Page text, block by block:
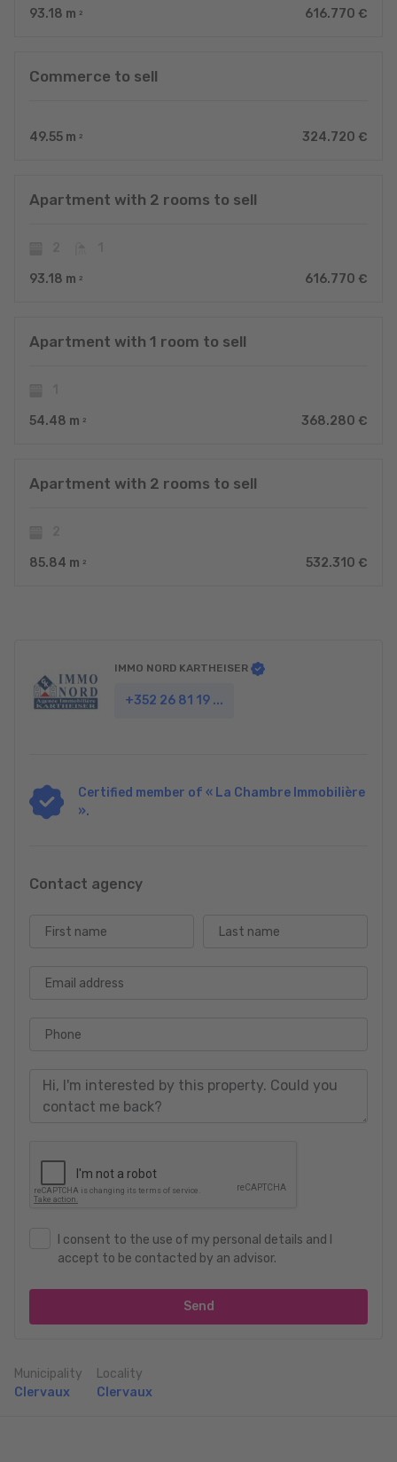
93.18 m 2 616.770 €
Commerce to sell
49.55 m 2 324.720 €
Apartment with 2 rooms to sell
93.18 m 2 616.770 €
Apartment with 1 room to sell
54.48 m 2 368.280 €
Apartment with 2 rooms to sell
85.84 m 2 532.310 €
IMMO NORD KARTHEISER
+352 26 81 19 ...
Certified member of « La Chambre Immobilière
».
Contact agency
First name Last name
Email address
Phone
I consent to the use of my personal details and I
accept to be contacted by an advisor.
Send
Municipality
Clervaux
Locality
Clervaux